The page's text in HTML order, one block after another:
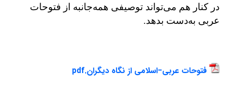
در کنار هم می‌تواند توصیفی همه‌جانبه از فتوحات
عربی به‌دست بدهد.
فتوحات عربی‌‌−‌اسلامی از نگاه دیگران.pdf